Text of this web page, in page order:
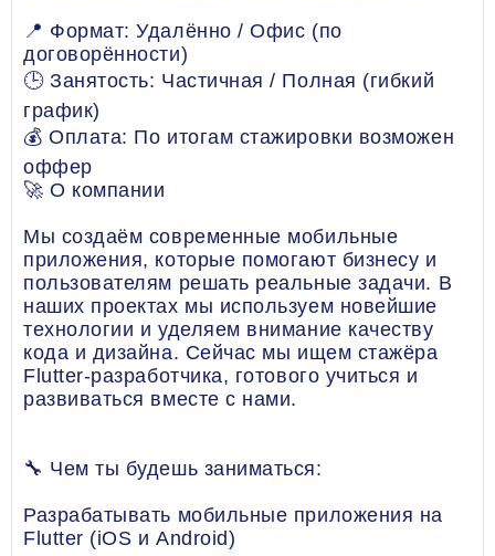
📍 Формат: Удалённо / Офис (по
договорённости)
🕒 Занятость: Частичная / Полная (гибкий
график)
💰 Оплата: По итогам стажировки возможен
оффер
🚀 О компании
Мы создаём современные мобильные
приложения, которые помогают бизнесу и
пользователям решать реальные задачи. В
наших проектах мы используем новейшие
технологии и уделяем внимание качеству
кода и дизайна. Сейчас мы ищем стажёра
Flutter-разработчика, готового учиться и
развиваться вместе с нами.
🔧 Чем ты будешь заниматься:
Разрабатывать мобильные приложения на
Flutter (iOS и Android)